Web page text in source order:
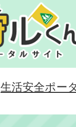
生活安全ポー